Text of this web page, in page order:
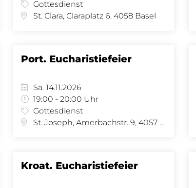
Gottesdienst
St. Clara, Claraplatz 6, 4058 Basel
Port. Eucharistiefeier
Sa. 14.11.2026
19:00 - 20:00 Uhr
Gottesdienst
St. Joseph, Amerbachstr. 9, 4057 Basel
Kroat. Eucharistiefeier